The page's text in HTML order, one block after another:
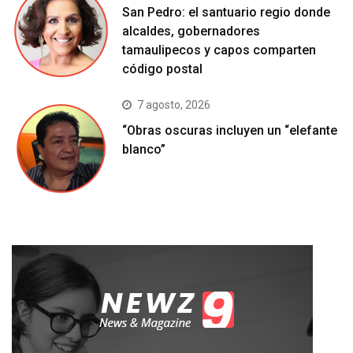
San Pedro: el santuario regio donde
alcaldes, gobernadores
tamaulipecos y capos comparten
código postal
7 agosto, 2026
“Obras oscuras incluyen un “elefante
blanco”